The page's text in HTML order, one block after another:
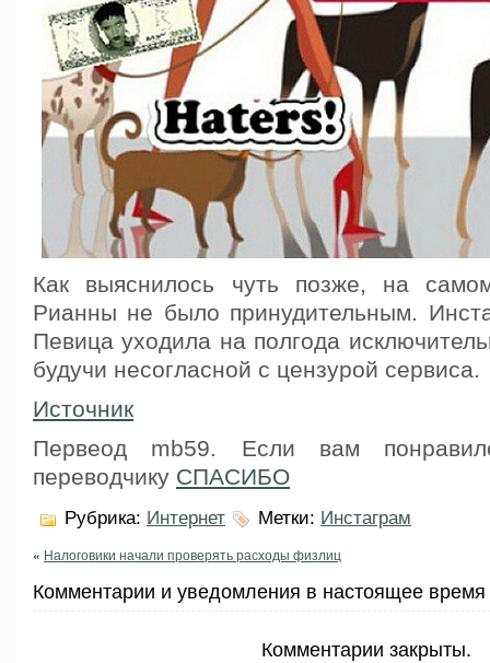
Как выяснилось чуть позже, на
Рианны не было принудительным.
Певица уходила на полгода
будучи несогласной с цензурой сервиса.
Источник
Первеод mb59. Если вам
переводчику СПАСИБО
Рубрика: Интернет Метки: Инстаграм
« Налоговики начали проверять расходы физлиц
Комментарии и уведомления в настоящее
Комментарии закрыты.